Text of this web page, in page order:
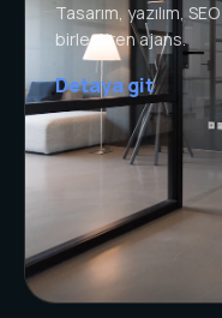
Tasarım, yazılım,
birleştiren ajans.
Detaya git